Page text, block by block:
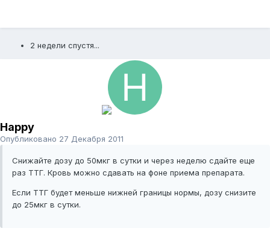
2 недели спустя...
Happy
Опубликовано 27 Декабря 2011
Снижайте дозу до 50мкг в сутки и через неделю сдайте еще
раз ТТГ. Кровь можно сдавать на фоне приема препарата.
Если ТТГ будет меньше нижней границы нормы, дозу снизите
до 25мкг в сутки.